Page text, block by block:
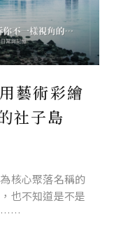
藝術彩繪
社子島
核心聚落名稱的
也不知道是不是
……